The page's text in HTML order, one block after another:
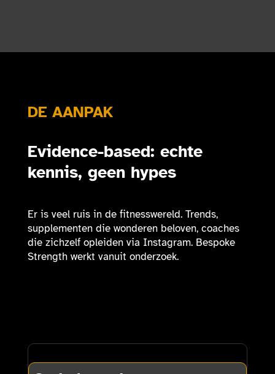
DE AANPAK
Evidence-based: echte
kennis, geen hypes
Er is veel ruis in de fitnesswereld. Trends,
supplementen die wonderen beloven, coaches
die zichzelf opleiden via Instagram. Bespoke
Strength werkt vanuit onderzoek.